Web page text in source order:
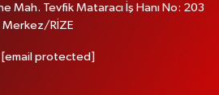
Mah. Tevfik Mataracı İş Hanı No: 203
Merkez/RİZE
[email protected]